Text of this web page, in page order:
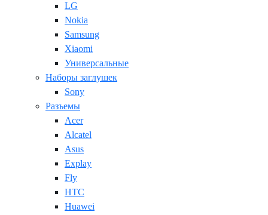
LG
Nokia
Samsung
Xiaomi
Универсальные
Наборы заглушек
Sony
Разъемы
Acer
Alcatel
Asus
Explay
Fly
HTC
Huawei